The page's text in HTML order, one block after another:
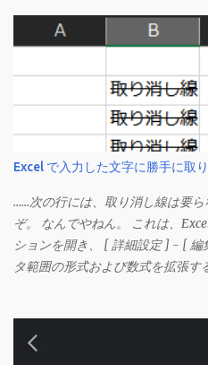
Excel で入力した文字に勝手に取
……次の行には、取り消し線は要
ぞ。 なんでやねん。 これは、
ションを開き、 [ 詳細設定 ] - [
タ範囲の形式および数式を拡張
うです。 このオプションを解除
式がないセル）をコピーしてから